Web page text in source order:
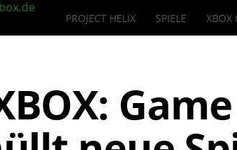
PROJECT HELIX SPIELE XBOX